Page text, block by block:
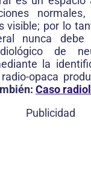
visible; por lo
nunca debe
de
la
radio-opaca
Caso
Publicidad